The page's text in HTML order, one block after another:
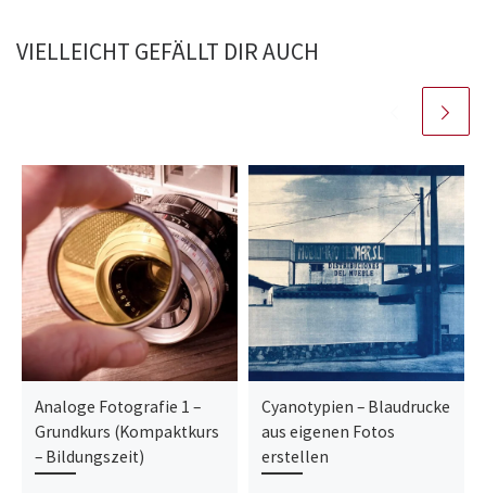
VIELLEICHT GEFÄLLT DIR AUCH
Analoge Fotografie 1 –
Grundkurs (Kompaktkurs
– Bildungszeit)
Cyanotypien – Blaudrucke
aus eigenen Fotos
erstellen